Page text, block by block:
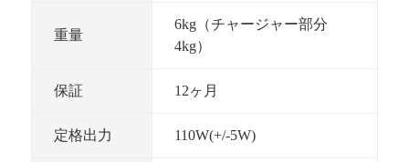
重量
6kg（チャージャー部分
4kg）
保証 12ヶ月
定格出力 110W(+/-5W)